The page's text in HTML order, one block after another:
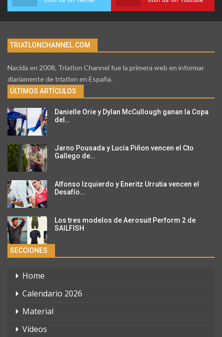
TRIATLONCHANNEL.COM
Nacida en 2008, Triatlon Channel fue la primera web en informar
diariamente de triatlon en España.
ÚLTIMOS ARTÍCULOS
Danielle Orie y Dylan McCullough ganan la Copa
del…
Jarno Pousada y Lucía Piñon vencen el Cto
Gallego de…
Alfonso Izquierdo y Eneritz Urrutia vencen el
Desafío…
Los tres modelos de Aerosuit Perform 2 de
SAILFISH
SECCIONES
Home
Calendario 2026
Material
Vídeos